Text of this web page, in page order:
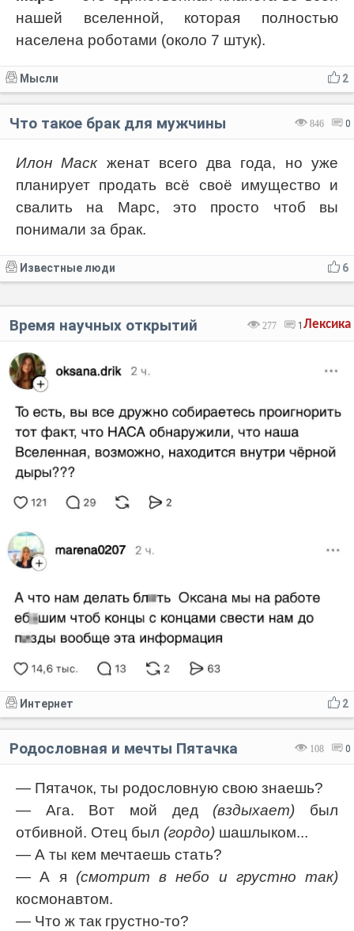
нашей вселенной, которая полностью
населена роботами (около 7 штук).
2
Мысли
846 0
Что такое брак для мужчины
Илон Маскженат всего два года, но уже
планирует продать всё своё имущество и
свалить на Марс, это просто чтоб вы
понимали за брак.
6
Известные люди
Лексика
277 1
Время научных открытий
2
Интернет
108 0
Родословная и мечты Пятачка
— Пятачок, ты родословную свою знаешь?
— Ага. Вот мой дед (вздыхает) был
отбивной. Отец был (гордо) шашлыком...
— А ты кем мечтаешь стать?
— А я (смотрит в небо и грустно так)
космонавтом.
— Что ж так грустно-то?